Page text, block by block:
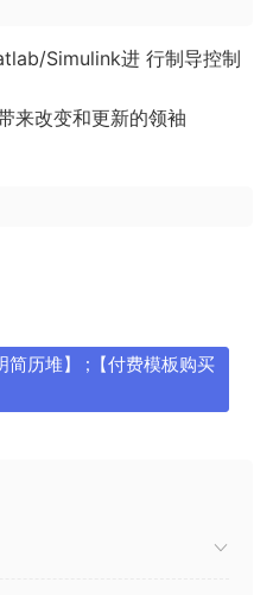
Simulink进 行制导控制
来改变和更新的领袖
简历堆】 ;【付费模板购买